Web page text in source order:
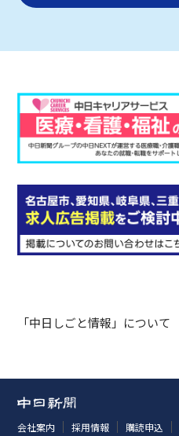
「中日しごと情報」について
会社案内 採用情報 購読申込